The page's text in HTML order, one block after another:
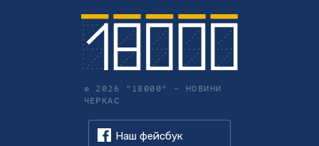
© 2026 "18000" – НОВИНИ
ЧЕРКАС
Наш фейсбук